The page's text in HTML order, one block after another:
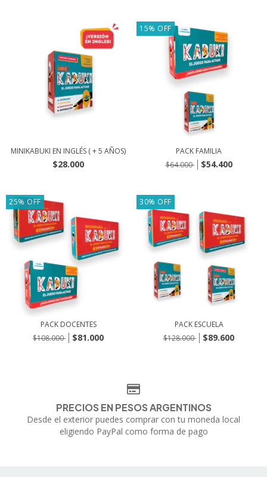
MINIKABUKI EN INGLÉS ( + 5 AÑOS)
$28.000
15% OFF
PACK FAMILIA
$64.000
$54.400
25% OFF
PACK DOCENTES
$108.000
$81.000
30% OFF
PACK ESCUELA
$128.000
$89.600
PRECIOS EN PESOS ARGENTINOS
Desde el exterior puedes comprar con tu moneda local
eligiendo PayPal como forma de pago